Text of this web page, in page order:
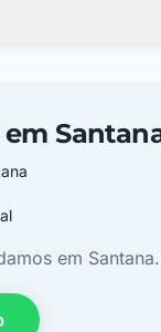
em Santana.